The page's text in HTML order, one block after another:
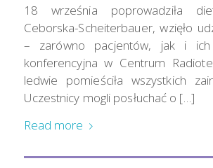
18 września poprowadziła
Ceborska-Scheiterbauer, wzięło
– zarówno pacjentów, jak i ich
konferencyjna w Centrum
ledwie pomieściła wszystkich
Uczestnicy mogli posłuchać o […]
Read more